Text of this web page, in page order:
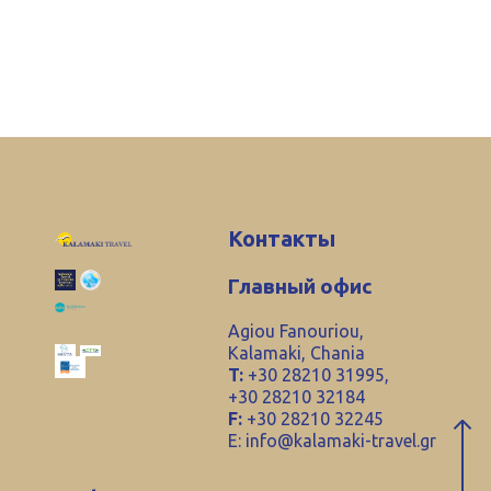
Контакты
Главный офис
Agiou Fanouriou,
Kalamaki, Chania
T: +30 28210 31995,
+30 28210 32184
F: +30 28210 32245
E: info@kalamaki-travel.gr